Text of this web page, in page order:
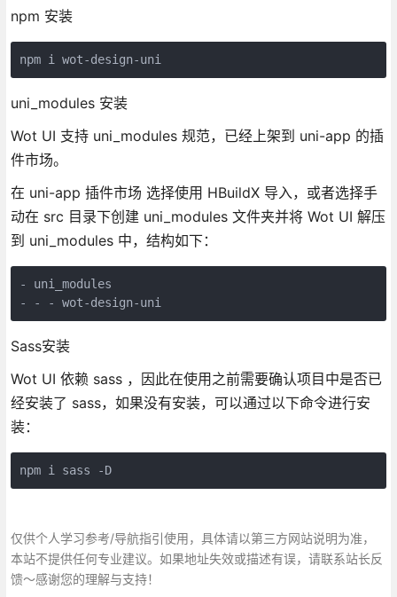
npm 安装
npm i wot-design-uni
uni_modules 安装
Wot UI 支持 uni_modules 规范，已经上架到 uni-app 的插
件市场。
在 uni-app 插件市场 选择使用 HBuildX 导入，或者选择手
动在 src 目录下创建 uni_modules 文件夹并将 Wot UI 解压
到 uni_modules 中，结构如下：
- uni_modules
- - - wot-design-uni
Sass安装
Wot UI 依赖 sass ，因此在使用之前需要确认项目中是否已
经安装了 sass，如果没有安装，可以通过以下命令进行安
装：
npm i sass -D
仅供个人学习参考/导航指引使用，具体请以第三方网站说明为准，
本站不提供任何专业建议。如果地址失效或描述有误，请联系站长反
馈～感谢您的理解与支持！